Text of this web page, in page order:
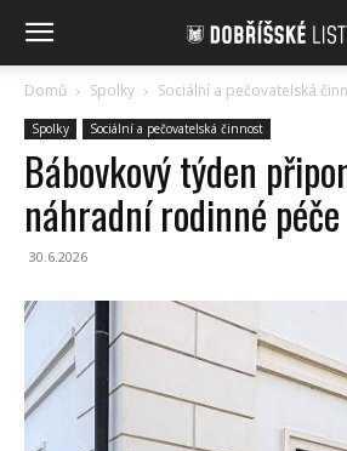
Domů Spolky Sociální a pečovatelská
Spolky Sociální a pečovatelská činnost
Bábovkový týden
náhradní rodinné péče
30.6.2026